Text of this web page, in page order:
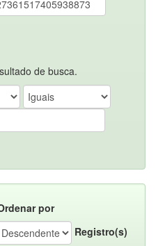
de busca.
por
Registro(s)